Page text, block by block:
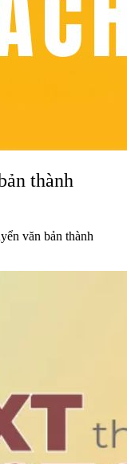
thành
văn bản thành